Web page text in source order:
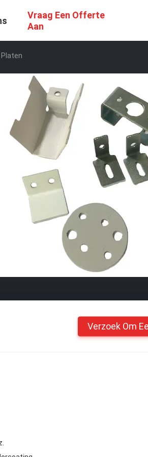
Vraag Een Offerte
Aan
Platen
Verzoek Om